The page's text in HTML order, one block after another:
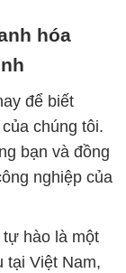
hóa
để biết
chúng tôi.
bạn và đồng
nghiệp của
hào là một
tại Việt Nam,